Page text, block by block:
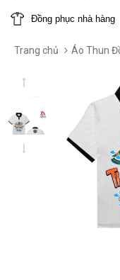
Đồng phục nhà hàng
Trang chủ Áo Thun